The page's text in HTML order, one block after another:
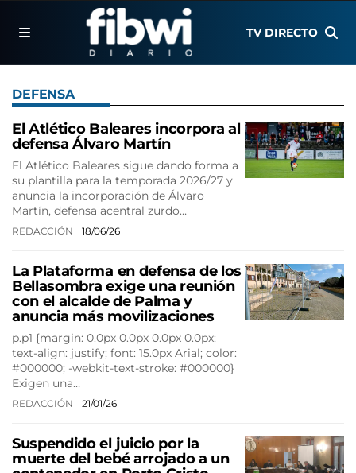
TV DIRECTO
DEFENSA
El Atlético Baleares incorpora al
defensa Álvaro Martín
El Atlético Baleares sigue dando forma a
su plantilla para la temporada 2026/27 y
anuncia la incorporación de Álvaro
Martín, defensa acentral zurdo…
REDACCIÓN 18/06/26
La Plataforma en defensa de los
Bellasombra exige una reunión
con el alcalde de Palma y
anuncia más movilizaciones
p.p1 {margin: 0.0px 0.0px 0.0px 0.0px;
text-align: justify; font: 15.0px Arial; color:
#000000; -webkit-text-stroke: #000000}
Exigen una…
REDACCIÓN 21/01/26
Suspendido el juicio por la
muerte del bebé arrojado a un